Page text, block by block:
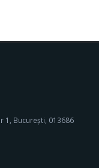
1, București, 013686